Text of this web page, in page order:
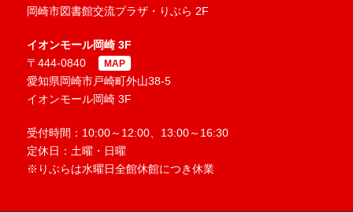
岡崎市図書館交流プラザ・りぶら 2F
イオンモール岡崎 3F
〒444-0840
MAP
愛知県岡崎市戸崎町外山38-5
イオンモール岡崎 3F
受付時間：10:00～12:00、13:00～16:30
定休日：土曜・日曜
※りぶらは水曜日全館休館につき休業